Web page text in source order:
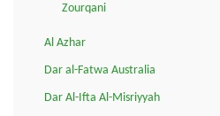
Zourqani
Al Azhar
Dar al-Fatwa Australia
Dar Al-Ifta Al-Misriyyah